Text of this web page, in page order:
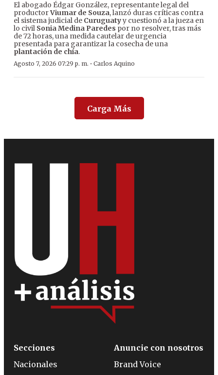
El abogado Édgar González, representante legal del
productorViumar de Souza, lanzó duras críticas contra
el sistema judicial de Curuguatyy cuestionó a la jueza en
lo civil Sonia Medina Paredes por no resolver, tras más
de 72 horas, una medida cautelar de urgencia
presentada para garantizar la cosecha de una
plantación de chía.
Agosto 7, 2026 07:29 p. m. · Carlos Aquino
Carga Más
Secciones
Nacionales
Anuncie con nosotros
Brand Voice